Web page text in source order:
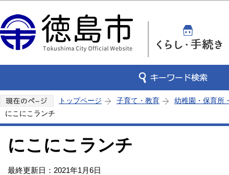
トップページ 子育て・教育
幼稚園・保育所
にこにこランチ
にこにこランチ
最終更新日：2021年1月6日